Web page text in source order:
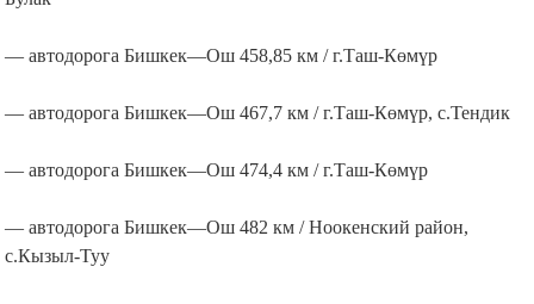
— автодорога Бишкек—Ош 458,85 км / г.Таш-Көмүр
— автодорога Бишкек—Ош 467,7 км / г.Таш-Көмүр, с.Тендик
— автодорога Бишкек—Ош 474,4 км / г.Таш-Көмүр
— автодорога Бишкек—Ош 482 км / Ноокенский район,
с.Кызыл-Туу